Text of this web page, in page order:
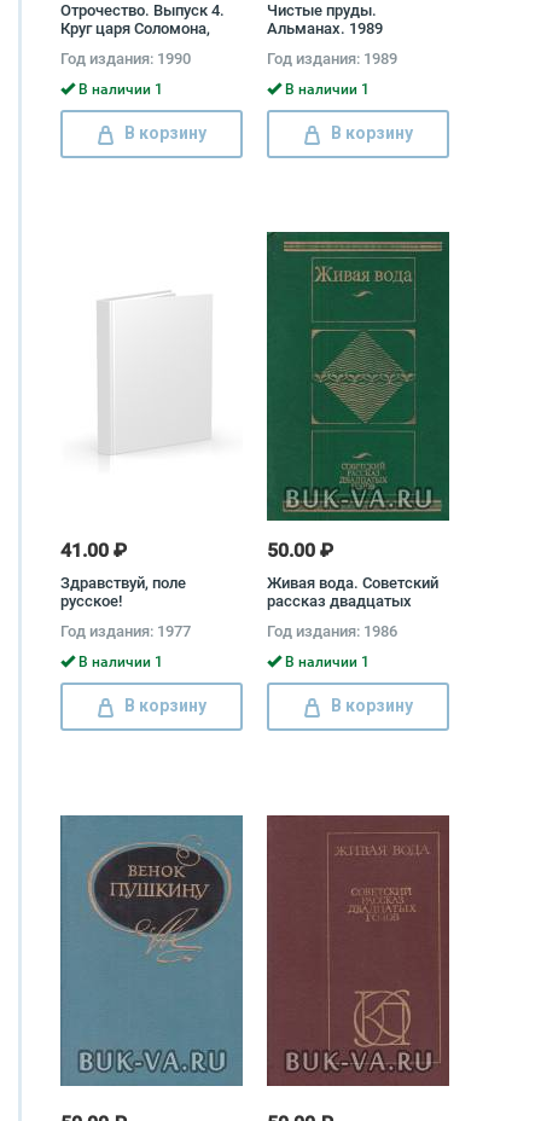
Отрочество. Выпуск 4.
Круг царя Соломона,
страницы, Я помню
Николай Кузьмин,
Пантелеймон Романов,
Татьяна Луговская, Иван
Шухов
Год издания: 1990
В наличии 1
В корзину
Чистые пруды.
Альманах. 1989
Год издания: 1989
В наличии 1
В корзину
41.00 ₽
Здравствуй, поле
русское!
Год издания: 1977
В наличии 1
В корзину
50.00 ₽
Живая вода. Советский
рассказ двадцатых
Год издания: 1986
В наличии 1
В корзину